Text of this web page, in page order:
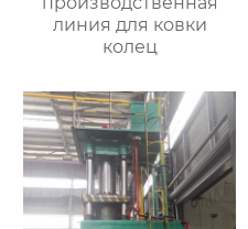
линия для ковки
колец